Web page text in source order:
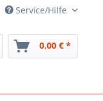
Service/Hilfe
0,00 € *